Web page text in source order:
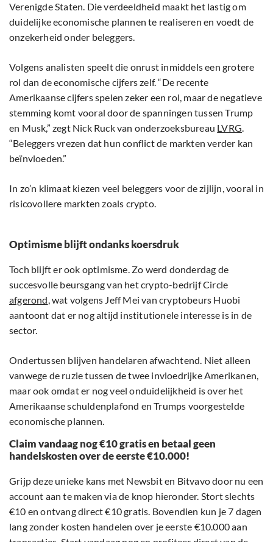
Verenigde Staten. Die verdeeldheid maakt het lastig om
duidelijke economische plannen te realiseren en voedt de
onzekerheid onder beleggers.
Volgens analisten speelt die onrust inmiddels een grotere
rol dan de economische cijfers zelf. “De recente
Amerikaanse cijfers spelen zeker een rol, maar de negatieve
stemming komt vooral door de spanningen tussen Trump
en Musk,” zegt Nick Ruck van onderzoeksbureau LVRG.
“Beleggers vrezen dat hun conflict de markten verder kan
beïnvloeden.”
In zo’n klimaat kiezen veel beleggers voor de zijlijn, vooral in
risicovollere markten zoals crypto.
Optimisme blijft ondanks koersdruk
Toch blijft er ook optimisme. Zo werd donderdag de
succesvolle beursgang van het crypto-bedrijf Circle
afgerond, wat volgens Jeff Mei van cryptobeurs Huobi
aantoont dat er nog altijd institutionele interesse is in de
sector.
Ondertussen blijven handelaren afwachtend. Niet alleen
vanwege de ruzie tussen de twee invloedrijke Amerikanen,
maar ook omdat er nog veel onduidelijkheid is over het
Amerikaanse schuldenplafond en Trumps voorgestelde
economische plannen.
Claim vandaag nog €10 gratis en betaal geen
handelskosten over de eerste €10.000!
Grijp deze unieke kans met Newsbit en Bitvavo door nu een
account aan te maken via de knop hieronder. Stort slechts
€10 en ontvang direct €10 gratis. Bovendien kun je 7 dagen
lang zonder kosten handelen over je eerste €10.000 aan